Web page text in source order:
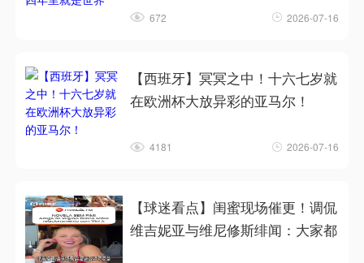
672 2026-07-16
【西班牙】冥冥之中！十六七岁就
在欧洲杯大放异彩的亚马尔！
4181 2026-07-16
【球迷看点】闺蜜现场催更！调侃
维吉妮亚与维尼修斯绯闻：大家都